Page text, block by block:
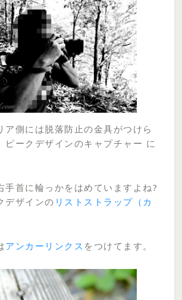
ア側には脱落防止の金具がつけら
ピークデザインのキャプチャー に
手首に輪っかをはめていますよね?
デザインの リストストラップ（カ
アンカーリンクス をつけてます。